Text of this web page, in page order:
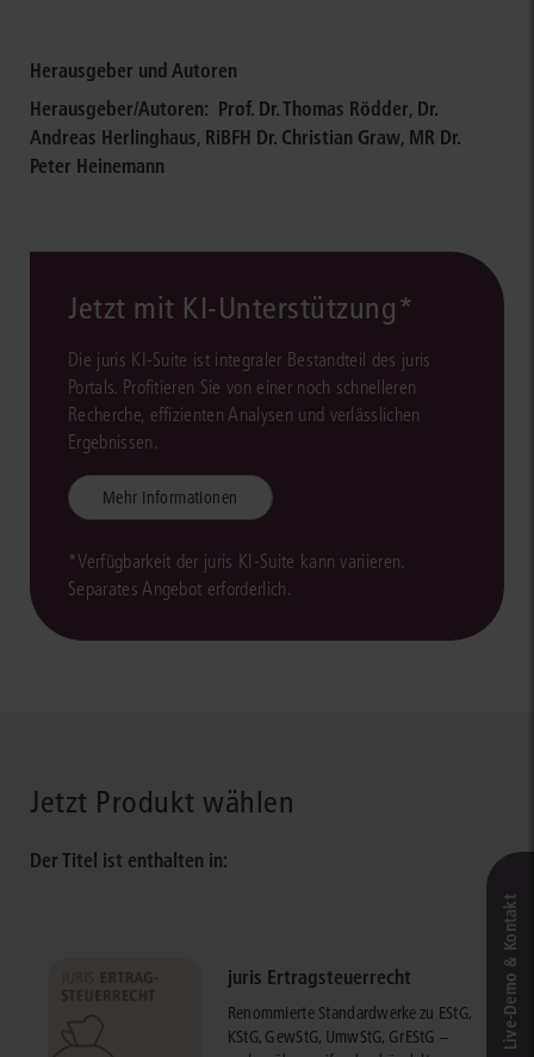
Herausgeber und Autoren
Herausgeber/Autoren: Prof. Dr. Thomas Rödder, Dr.
Andreas Herlinghaus, RiBFH Dr. Christian Graw, MR Dr.
Peter Heinemann
Jetzt mit KI-Unterstützung*
Die juris KI-Suite ist integraler Bestandteil des juris
Portals. Profitieren Sie von einer noch schnelleren
Recherche, effizienten Analysen und verlässlichen
Ergebnissen.
Mehr Informationen
*Verfügbarkeit der juris KI-Suite kann variieren.
Separates Angebot erforderlich.
Jetzt Produkt wählen
Der Titel ist enthalten in:
juris Ertragsteuerrecht
Renommierte Standardwerke zu EStG,
KStG, GewStG, UmwStG, GrEStG –
Live‑Demo & Kontakt